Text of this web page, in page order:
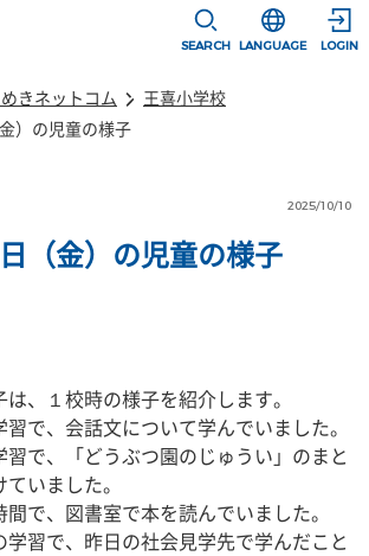
SEARCH
選択すると言
LANGUAGE LOGIN
きネットコム
王喜小学校
）の児童の様子
2025/10/10
（金）の児童の様子
、１校時の様子を紹介します。
習で、会話文について学んでいました。
習で、「どうぶつ園のじゅうい」のまと
いました。
間で、図書室で本を読んでいました。
学習で、昨日の社会見学先で学んだこと